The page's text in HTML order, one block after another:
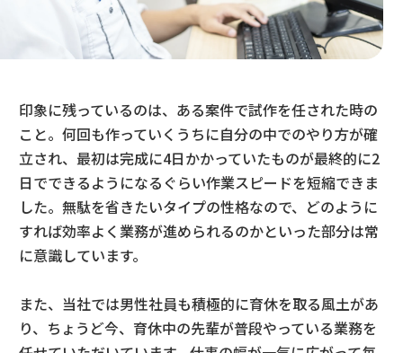
印象に残っているのは、ある案件で試作を任された時の
こと。何回も作っていくうちに自分の中でのやり方が確
立され、最初は完成に4日かかっていたものが最終的に2
日でできるようになるぐらい作業スピードを短縮できま
した。無駄を省きたいタイプの性格なので、どのように
すれば効率よく業務が進められるのかといった部分は常
に意識しています。
また、当社では男性社員も積極的に育休を取る風土があ
り、ちょうど今、育休中の先輩が普段やっている業務を